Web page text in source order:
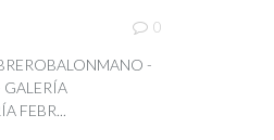
0
-
GALERÍA
FEBR...